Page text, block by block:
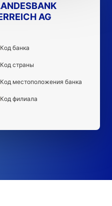
AG
Код банка
Код страны
Код местоположения банка
Код филиала